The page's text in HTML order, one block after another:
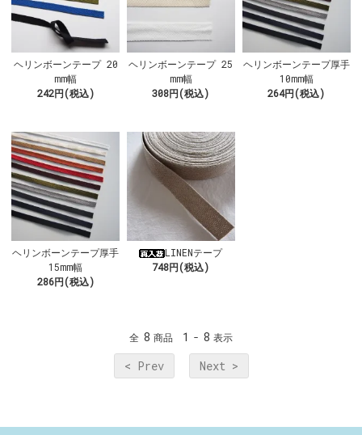
ヘリンボーンテープ 20
mm幅
242円(税込)
ヘリンボーンテープ 25
mm幅
308円(税込)
ヘリンボーンテープ厚手
10mm幅
264円(税込)
ヘリンボーンテープ厚手
15mm幅
286円(税込)
LINENテープ
748円(税込)
全 8 商品 1 - 8 表示
< Prev Next >